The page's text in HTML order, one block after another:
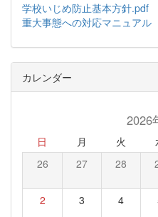
学校いじめ防止基本方針.pdf
重大事態への対応マニュアル
カレンダー
2026
日 月 火
26 27 28
2 3 4